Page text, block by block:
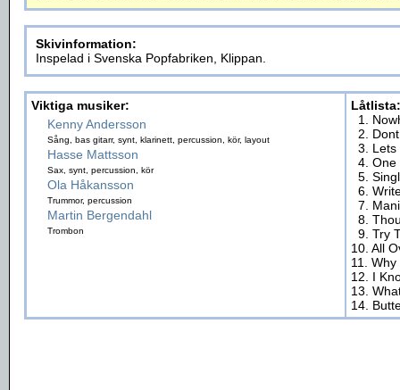
Skivinformation:
Inspelad i Svenska Popfabriken, Klippan.
Viktiga musiker:
Kenny Andersson
Sång, bas gitarr, synt, klarinett, percussion, kör, layout
Hasse Mattsson
Sax, synt, percussion, kör
Ola Håkansson
Trummor, percussion
Martin Bergendahl
Trombon
Låtlista:
1.
2.
3. Lets
4. One
5.
6.
7.
8.
9. Try
10. All
11.
12. I
13.
14.